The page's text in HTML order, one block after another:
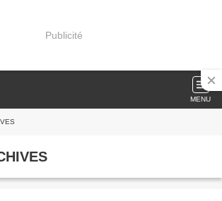
Publicité
MENU